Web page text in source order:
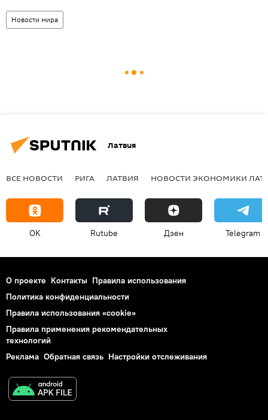
Новости мира
Латвия
ВСЕ НОВОСТИ РИГА ЛАТВИЯ НОВОСТИ ЭКОНОМИКИ
OK Rutube Дзен Telegram
О проекте Контакты Правила использования
Политика конфиденциальности
Правила использования «cookie»
Правила применения рекомендательных
технологий
Реклама Обратная связь Настройки отслеживания